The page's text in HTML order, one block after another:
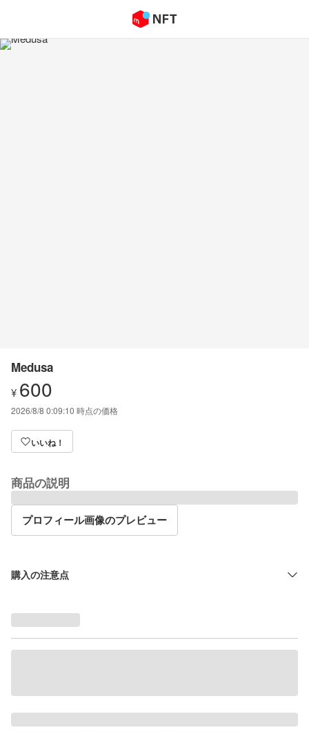
Medusa
¥ 600
2026/8/8 0:09:10 時点の価格
いいね！
商品の説明
プロフィール画像のプレビュー
購入の注意点